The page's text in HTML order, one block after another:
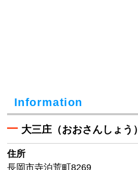
Information
大三庄（おおさんしょう）
住所
長岡市寺泊荒町8269